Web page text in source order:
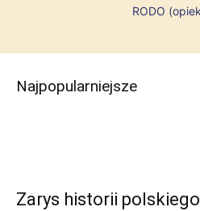
RODO
Najpopularniejsze
Zarys historii